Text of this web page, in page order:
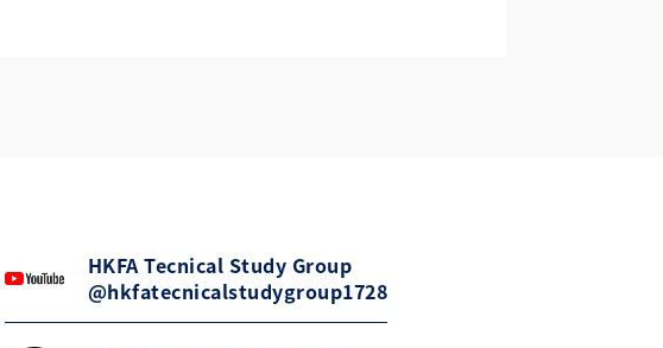
HKFA Tecnical Study Group
@hkfatecnicalstudygroup1728